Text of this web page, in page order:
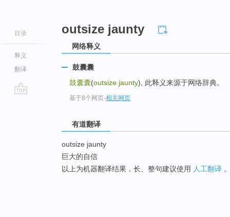
目录
释义
翻译
outsize jaunty
网络释义
鼓囊囊
鼓囊囊(outsize jaunty), 此释义来源于网络辞典。
基于8个网页-相关网页
有道翻译
outsize jaunty
巨大的自信
以上为机器翻译结果，长、整句建议使用 人工翻译